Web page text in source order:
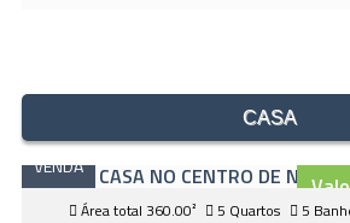
CASA
VENDA
Área total 360.00² 5 Quartos 5